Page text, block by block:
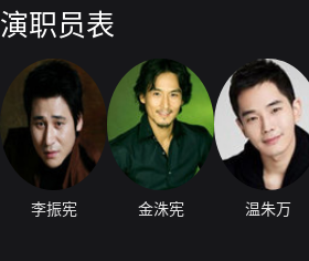
演职员表
李振宪 金洙宪 温朱万